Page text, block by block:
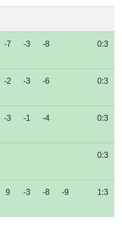
-7 -3 -8 0:3
-2 -3 -6 0:3
-3 -1 -4 0:3
0:3
9 -3 -8 -9 1:3